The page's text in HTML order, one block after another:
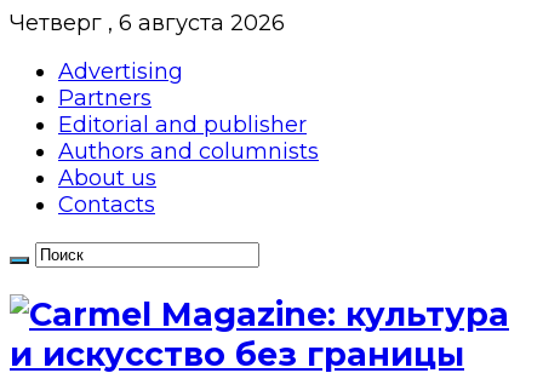
Четверг , 6 августа 2026
Advertising
Partners
Editorial and publisher
Authors and columnists
About us
Contacts